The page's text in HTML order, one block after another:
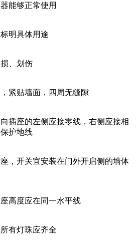
能够正常使用
明具体用途
、划伤
紧贴墙面，四周无缝隙
插座的左侧应接零线，右侧应接相
护地线
，开关宜安装在门外开启侧的墙体
高度应在同一水平线
有灯珠应齐全